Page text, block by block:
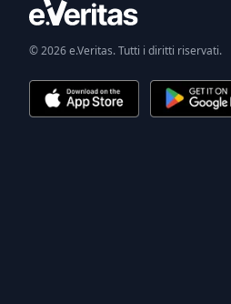
© 2026 e.Veritas. Tutti i diritti riservati.